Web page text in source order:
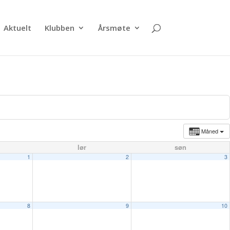
Aktuelt Klubben Årsmøte
Måned
lør søn
1 2 3
8 9 10